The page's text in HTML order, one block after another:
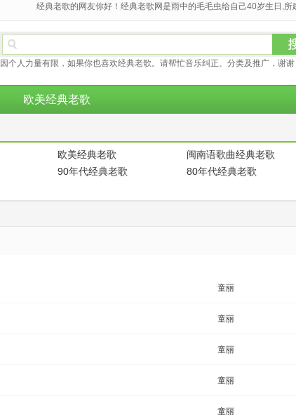
经典老歌的网友你好！经典老歌网是雨中的毛毛虫给自己40岁生日,所
因个人力量有限，如果你也喜欢经典老歌。请帮忙音乐纠正、分类及推广，谢谢
欧美经典老歌
欧美经典老歌
闽南语歌曲经典老歌
90年代经典老歌
80年代经典老歌
童丽
童丽
童丽
童丽
童丽